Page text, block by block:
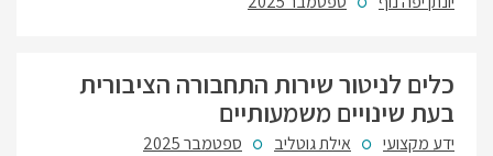
כלים לניטור שירות התחבורה הציבורית
בעת שינויים משמעותיים
ידע מקצועי אילת גוטליב ספטמבר 2025